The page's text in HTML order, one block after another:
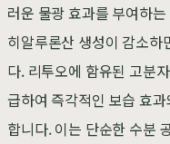
러운 물광 효과를 부여하
히알루론산 생성이 감소하
다. 리투오에 함유된 고분
급하여 즉각적인 보습 효
합니다. 이는 단순한 수분